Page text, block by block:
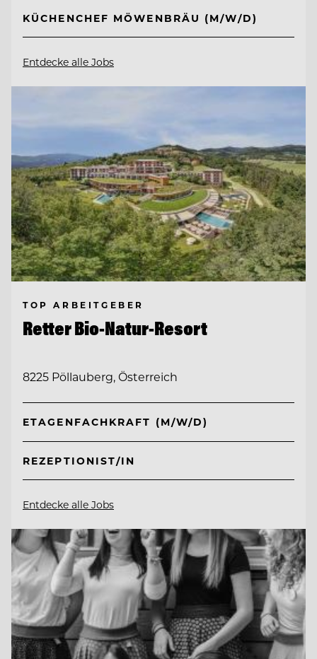
KÜCHENCHEF MÖWENBRÄU (M/W/D)
Entdecke alle Jobs
TOP ARBEITGEBER
Retter Bio-Natur-Resort
8225 Pöllauberg, Österreich
ETAGENFACHKRAFT (M/W/D)
REZEPTIONIST/IN
Entdecke alle Jobs